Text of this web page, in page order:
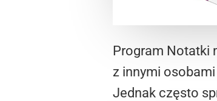
Program Notatki
z innymi
Jednak często